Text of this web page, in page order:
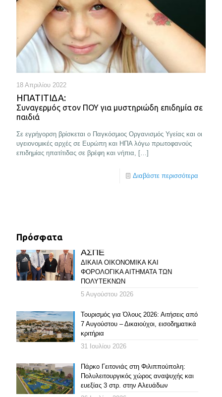
18 Απριλίου 2022
ΗΠΑΤΊΤΙΔΑ:
Συναγερμός στον ΠΟΥ για μυστηριώδη επιδημία σε
παιδιά
Σε εγρήγορση βρίσκεται ο Παγκόσμιος Οργανισμός Υγείας και οι
υγειονομικές αρχές σε Ευρώπη και ΗΠΑ λόγω πρωτοφανούς
επιδημίας ηπατίτιδας σε βρέφη και νήπια,
[…]
Διαβάστε περισσότερα
Πρόσφατα
ΑΣΠΕ
ΔΙΚΑΙΑ ΟΙΚΟΝΟΜΙΚΑ ΚΑΙ
ΦΟΡΟΛΟΓΙΚΑ ΑΙΤΗΜΑΤΑ ΤΩΝ
ΠΟΛΥΤΕΚΝΩΝ
5 Αυγούστου 2026
Τουρισμός για Όλους 2026: Αιτήσεις από
7 Αυγούστου – Δικαιούχοι, εισοδηματικά
κριτήρια
31 Ιουλίου 2026
Πάρκο Γειτονιάς στη Φιλιππούπολη:
Πολυλειτουργικός χώρος αναψυχής και
ευεξίας 3 στρ. στην Αλευάδων